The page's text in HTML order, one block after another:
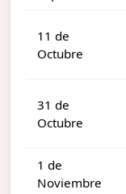
11 de
Octubre
31 de
Octubre
1 de
Noviembre